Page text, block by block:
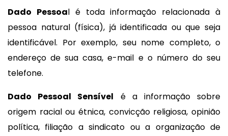
Dado Pessoal é toda informação relacionada à
pessoa natural (física), já identificada ou que seja
identificável. Por exemplo, seu nome completo, o
endereço de sua casa, e-mail e o número do seu
telefone.
Dado Pessoal Sensível é a informação sobre
origem racial ou étnica, convicção religiosa, opinião
política, filiação a sindicato ou a organização de